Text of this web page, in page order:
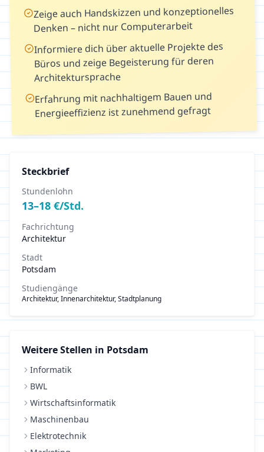
Zeige auch Handskizzen und konzeptionelles
Denken – nicht nur Computerarbeit
Informiere dich über aktuelle Projekte des
Büros und zeige Begeisterung für deren
Architektursprache
Erfahrung mit nachhaltigem Bauen und
Energieeffizienz ist zunehmend gefragt
Steckbrief
Stundenlohn
13–18 €/Std.
Fachrichtung
Architektur
Stadt
Potsdam
Studiengänge
Architektur, Innenarchitektur, Stadtplanung
Weitere Stellen in Potsdam
Informatik
BWL
Wirtschaftsinformatik
Maschinenbau
Elektrotechnik